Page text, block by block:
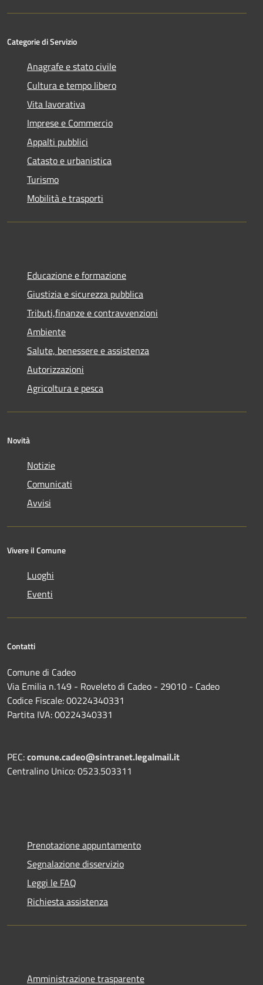
Categorie di Servizio
Anagrafe e stato civile
Cultura e tempo libero
Vita lavorativa
Imprese e Commercio
Appalti pubblici
Catasto e urbanistica
Turismo
Mobilità e trasporti
Educazione e formazione
Giustizia e sicurezza pubblica
Tributi,finanze e contravvenzioni
Ambiente
Salute, benessere e assistenza
Autorizzazioni
Agricoltura e pesca
Novità
Notizie
Comunicati
Avvisi
Vivere il Comune
Luoghi
Eventi
Contatti
Comune di Cadeo
Via Emilia n.149 - Roveleto di Cadeo - 29010 - Cadeo
Codice Fiscale: 00224340331
Partita IVA: 00224340331
PEC:comune.cadeo@sintranet.legalmail.it
Centralino Unico: 0523.503311
Prenotazione appuntamento
Segnalazione disservizio
Leggi le FAQ
Richiesta assistenza
Amministrazione trasparente